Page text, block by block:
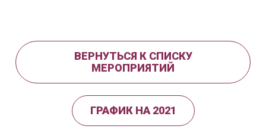
ВЕРНУТЬСЯ К СПИСКУ
МЕРОПРИЯТИЙ
ГРАФИК НА 2021